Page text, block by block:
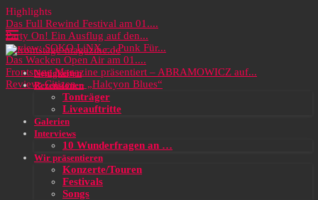
Highlights
Das Full Rewind Festival am 01....
Party On! Ein Ausflug auf den...
Review: SOKO LiNX – „Punk Für...
Das Wacken Open Air am 01....
Frontstage Magazine präsentiert – ABRAMOWICZ auf...
Review: Citizen – „Halcyon Blues“
Neuigkeiten
Rezensionen
Tonträger
Liveauftritte
Galerien
Interviews
10 Wunderfragen an …
Wir präsentieren
Konzerte/Touren
Festivals
Songs